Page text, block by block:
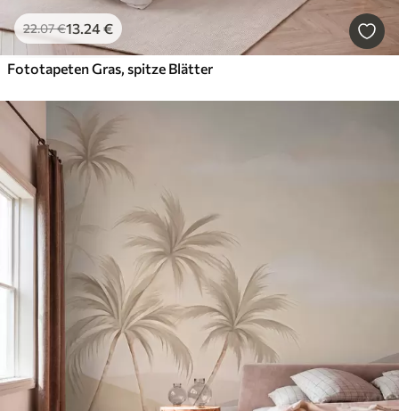
22.07€13.24€
Fototapeten Gras, spitze Blätter